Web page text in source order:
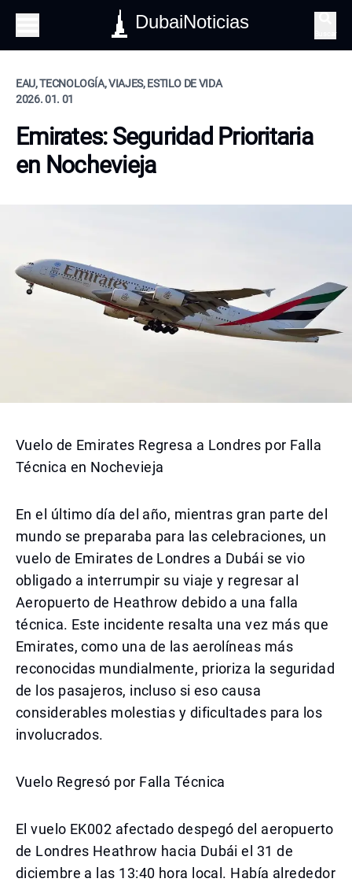
DubaiNoticias
EAU, TECNOLOGÍA, VIAJES, ESTILO DE VIDA
2026. 01. 01
Emirates: Seguridad Prioritaria
en Nochevieja
Vuelo de Emirates Regresa a Londres por Falla
Técnica en Nochevieja
En el último día del año, mientras gran parte del
mundo se preparaba para las celebraciones, un
vuelo de Emirates de Londres a Dubái se vio
obligado a interrumpir su viaje y regresar al
Aeropuerto de Heathrow debido a una falla
técnica. Este incidente resalta una vez más que
Emirates, como una de las aerolíneas más
reconocidas mundialmente, prioriza la seguridad
de los pasajeros, incluso si eso causa
considerables molestias y dificultades para los
involucrados.
Vuelo Regresó por Falla Técnica
El vuelo EK002 afectado despegó del aeropuerto
de Londres Heathrow hacia Dubái el 31 de
diciembre a las 13:40 hora local. Había alrededor